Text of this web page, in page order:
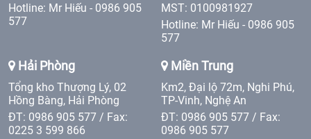
Hotline: Mr Hiếu - 0986 905
577
MST: 0100981927
Hotline: Mr Hiếu - 0986 905
577
Hải Phòng
Tổng kho Thượng Lý, 02
Hồng Bàng, Hải Phòng
ĐT: 0986 905 577 / Fax:
0225 3 599 866
Miền Trung
Km2, Đại lộ 72m, Nghi Phú,
TP-Vinh, Nghệ An
ĐT: 0986 905 577 / Fax:
0986 905 577